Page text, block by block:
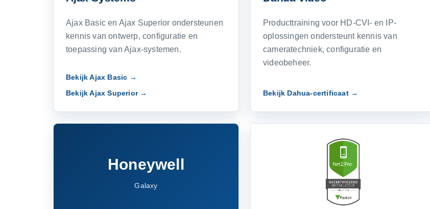
Ajax Basic en Ajax Superior ondersteunen
kennis van ontwerp, configuratie en
toepassing van Ajax-systemen.
Bekijk Ajax Basic →
Bekijk Ajax Superior →
Producttraining voor HD-CVI- en IP-
oplossingen ondersteunt kennis van
cameratechniek, configuratie en
videobeheer.
Bekijk Dahua-certificaat →
Honeywell
Galaxy